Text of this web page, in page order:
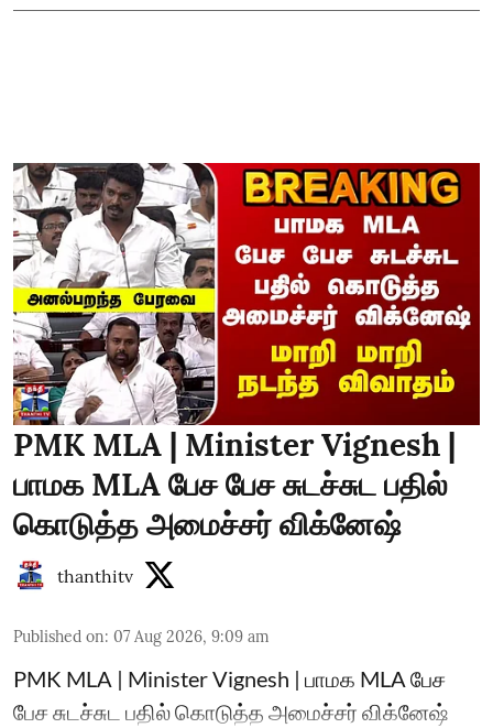
PMK MLA | Minister Vignesh |
பாமக MLA பேச பேச சுடச்சுட பதில்
கொடுத்த அமைச்சர் விக்னேஷ்
thanthitv
Published on: 07 Aug 2026, 9:09 am
PMK MLA | Minister Vignesh | பாமக MLA பேச
பேச சுடச்சுட பதில் கொடுத்த அமைச்சர் விக்னேஷ்